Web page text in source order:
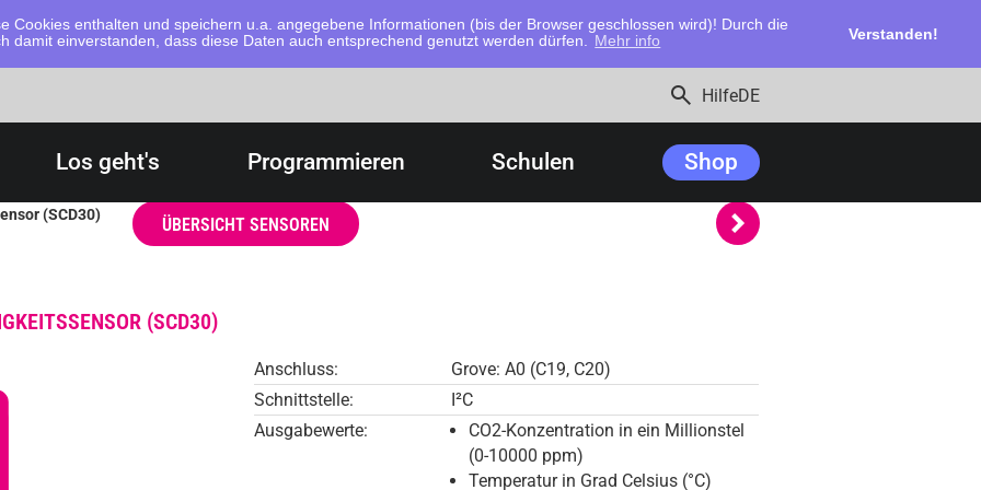
Cookies enthalten und speichern u.a. angegebene Informationen (bis der Browser geschlossen wird)! Durch die
damit einverstanden, dass diese Daten auch entsprechend genutzt werden dürfen.
Mehr info Verstanden!
search HilfeDE
Los geht's Programmieren Schulen Shop
(SCD30) ÜBERSICHT SENSOREN
(SCD30)
Anschluss:
Grove: A0 (C19, C20)
Schnittstelle:
I²C
Ausgabewerte:
CO2-Konzentration in ein Millionstel
(0-10000 ppm)
Temperatur in Grad Celsius (°C)